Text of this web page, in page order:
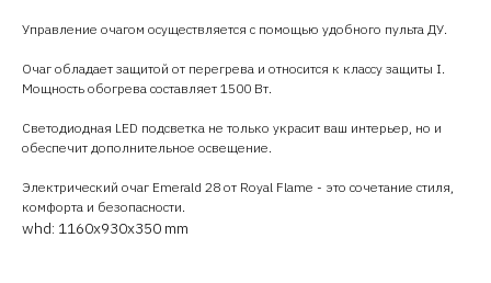
Управление очагом осуществляется с помощью удобного пульта ДУ.
Очаг обладает защитой от перегрева и относится к классу защиты I.
Мощность обогрева составляет 1500 Вт.
Светодиодная LED подсветка не только украсит ваш интерьер, но и
обеспечит дополнительное освещение.
Электрический очаг Emerald 28 от Royal Flame - это сочетание стиля,
комфорта и безопасности.
whd: 1160x930x350 mm